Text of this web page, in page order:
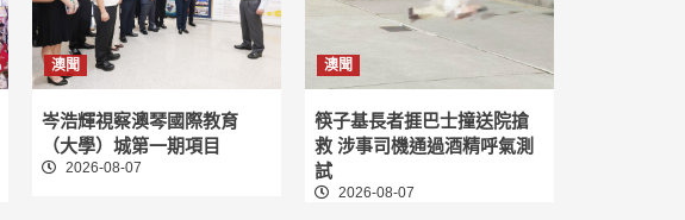
澳聞
岑浩輝視察澳琴國際教育
（大學）城第一期項目
2026-08-07
澳聞
筷子基長者捱巴士撞送院搶
救 涉事司機通過酒精呼氣測
試
2026-08-07